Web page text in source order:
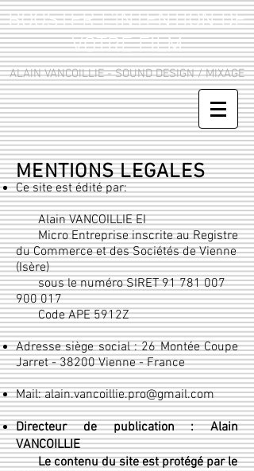
BOOSTER L'INTENTION DE
VOTRE FILM
ALAIN VANCOILLIE - SOUND DESIGN / MIXAGE
MENTIONS LEGALES
Ce site est édité par:
Alain VANCOILLIE EI
Micro Entreprise inscrite au Registre
du Commerce et des Sociétés de Vienne
(Isère)
sous le numéro SIRET91 781 007
900 017
Code APE 5912Z
Adresse siège social : 26 Montée Coupe
Jarret - 38200 Vienne - France
Mail:alain.vancoillie.pro@gmail.com
Directeur de publication : Alain
VANCOILLIE
Le contenu du site est protégé par le